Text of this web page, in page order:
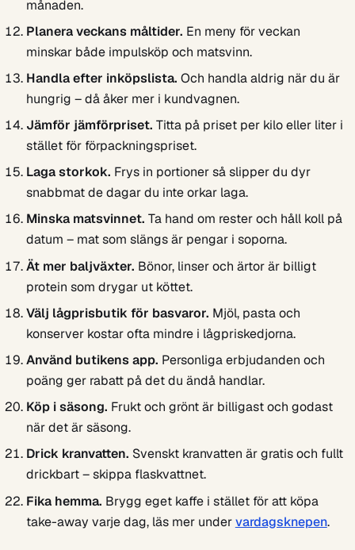
månaden.
Planera veckans måltider. En meny för veckan
minskar både impulsköp och matsvinn.
Handla efter inköpslista. Och handla aldrig när du är
hungrig – då åker mer i kundvagnen.
Jämför jämförpriset. Titta på priset per kilo eller liter i
stället för förpackningspriset.
Laga storkok. Frys in portioner så slipper du dyr
snabbmat de dagar du inte orkar laga.
Minska matsvinnet. Ta hand om rester och håll koll på
datum – mat som slängs är pengar i soporna.
Ät mer baljväxter. Bönor, linser och ärtor är billigt
protein som drygar ut köttet.
Välj lågprisbutik för basvaror. Mjöl, pasta och
konserver kostar ofta mindre i lågpriskedjorna.
Använd butikens app. Personliga erbjudanden och
poäng ger rabatt på det du ändå handlar.
Köp i säsong. Frukt och grönt är billigast och godast
när det är säsong.
Drick kranvatten. Svenskt kranvatten är gratis och fullt
drickbart – skippa flaskvattnet.
Fika hemma. Brygg eget kaffe i stället för att köpa
take-away varje dag, läs mer undervardagsknepen.